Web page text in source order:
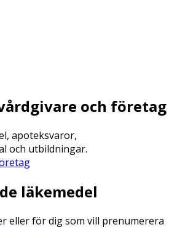
och företag
apoteksvaror,
och utbildningar.
läkemedel
eller för dig som vill prenumerera